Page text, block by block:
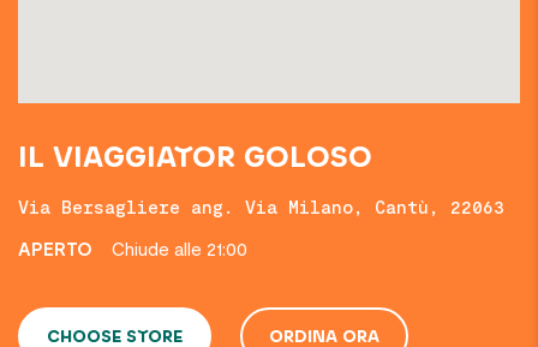
IL VIAGGIATOR GOLOSO
Via Bersagliere ang. Via Milano, Cantù, 22063
APERTO
Chiude alle 21:00
CHOOSE STORE ORDINA ORA